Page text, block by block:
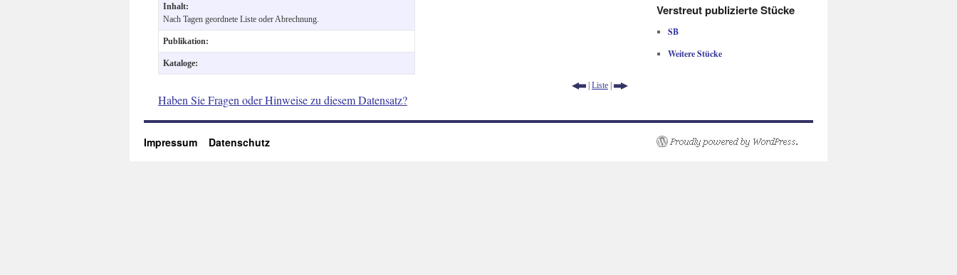
Inhalt:
Nach Tagen geordnete Liste oder Abrechnung.
Publikation:
Kataloge:
| Liste |
Haben Sie Fragen oder Hinweise zu diesem Datensatz?
Verstreut publizierte Stücke
SB
Weitere Stücke
Impressum Datenschutz